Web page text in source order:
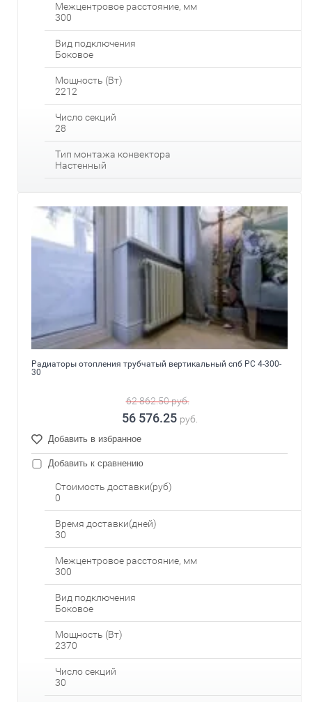
Межцентровое расстояние, мм
300
Вид подключения
Боковое
Мощность (Вт)
2212
Число секций
28
Тип монтажа конвектора
Настенный
Радиаторы отопления трубчатый вертикальный спб РС 4-300-
30
62 862.50руб.
56 576.25 руб.
Добавить в избранное
Добавить к сравнению
Стоимость доставки(руб)
0
Время доставки(дней)
30
Межцентровое расстояние, мм
300
Вид подключения
Боковое
Мощность (Вт)
2370
Число секций
30